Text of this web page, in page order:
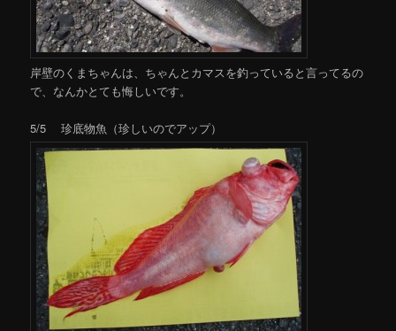
岸壁のくまちゃんは、ちゃんとカマスを釣っていると言ってるの
で、なんかとても悔しいです。
5/5 珍底物魚（珍しいのでアップ）